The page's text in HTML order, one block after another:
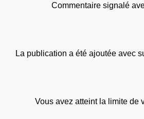
Commentaire signalé
La publication a été ajoutée avec
Vous avez atteint la limite de